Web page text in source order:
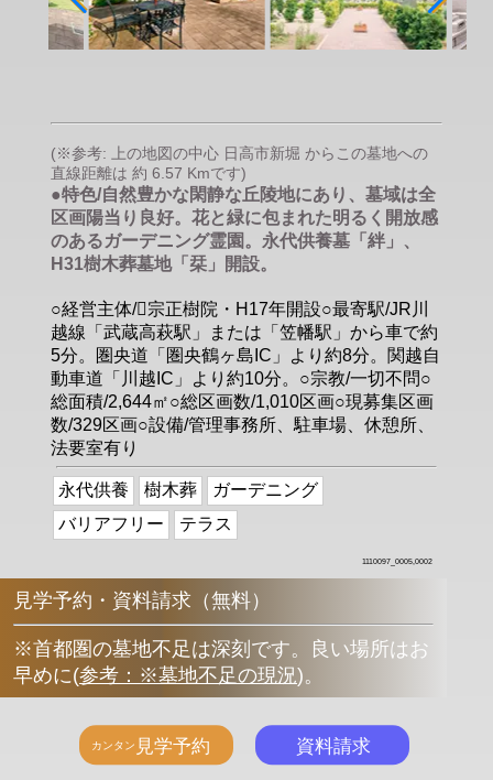
(※参考: 上の地図の中心 日高市新堀 からこの墓地への
直線距離は 約 6.57 Kmです)
●特色/自然豊かな閑静な丘陵地にあり、墓域は全
区画陽当り良好。花と緑に包まれた明るく開放感
のあるガーデニング霊園。永代供養墓「絆」、
H31樹木葬墓地「栞」開設。
○経営主体/􀀂宗正樹院・H17年開設○最寄駅/JR川
越線「武蔵高萩駅」または「笠幡駅」から車で約
5分。圏央道「圏央鶴ヶ島IC」より約8分。関越自
動車道「川越IC」より約10分。○宗教/一切不問○
総面積/2,644㎡○総区画数/1,010区画○現募集区画
数/329区画○設備/管理事務所、駐車場、休憩所、
法要室有り
永代供養 樹木葬
ガーデニング
バリアフリー
テラス
1110097_0005,0002
見学予約・資料請求（無料）
※首都圏の墓地不足は深刻です。良い場所はお
早めに(参考：※墓地不足の現況)。